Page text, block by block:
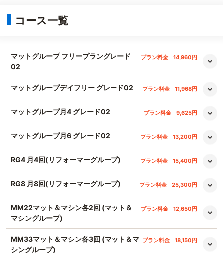
コース一覧
マットグループ フリープラングレード
02
プラン料金 14,960円
マットグループデイフリー グレード02 プラン料金 11,968円
マットグループ月4 グレード02 プラン料金 9,625円
マットグループ月6 グレード02 プラン料金 13,200円
RG4 月4回(リフォーマーグループ) プラン料金 15,400円
RG8 月8回(リフォーマーグループ) プラン料金 25,300円
MM22マット＆マシン各2回 (マット＆
マシングループ)
プラン料金 12,650円
MM33マット＆マシン各3回 (マット＆マ
シングループ)
プラン料金 18,150円